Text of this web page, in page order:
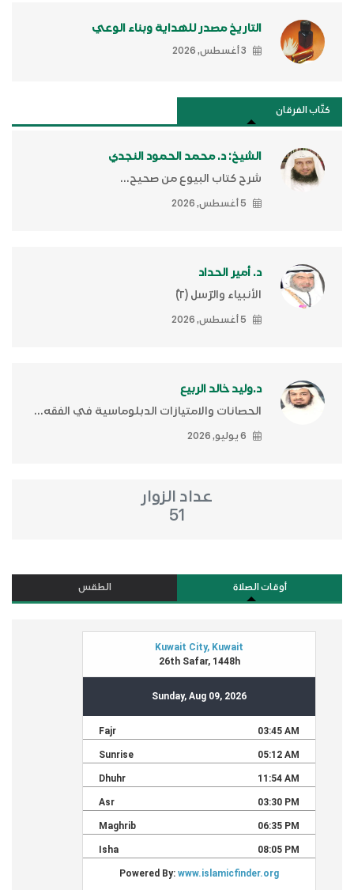
التاريخ مصدر للهداية وبناء الوعي
3 أغسطس, 2026
كتَّاب الفرقان
الشيخ: د. محمد الحمود النجدي
شرح كتاب البيوع من صحيح...
5 أغسطس, 2026
د. أمير الحداد
الأنبياء والرّسل (٢)ّ
5 أغسطس, 2026
د.وليد خالد الربيع
الحصانات والامتيازات الدبلوماسية في الفقه...
6 يوليو, 2026
عداد الزوار
51
أوقات الصلاة الطقس